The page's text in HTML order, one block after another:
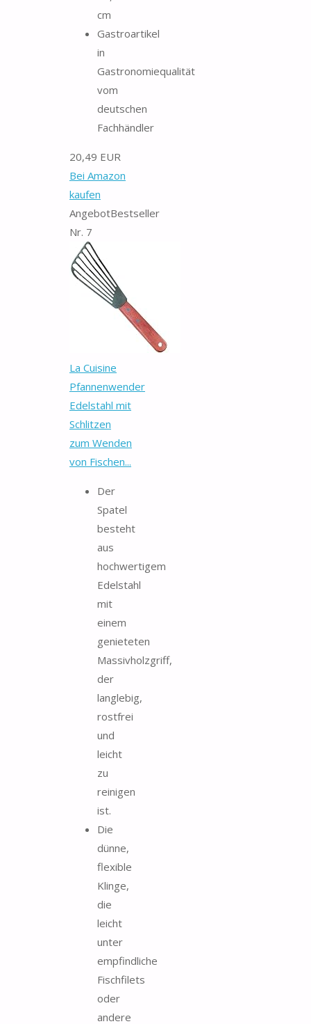
cm
Gastroartikel
in
Gastronomiequalität
vom
deutschen
Fachhändler
20,49 EUR
Bei Amazon
kaufen
AngebotBestseller
Nr. 7
La Cuisine
Pfannenwender
Edelstahl mit
Schlitzen
zum Wenden
von Fischen...
Der
Spatel
besteht
aus
hochwertigem
Edelstahl
mit
einem
genieteten
Massivholzgriff,
der
langlebig,
rostfrei
und
leicht
zu
reinigen
ist.
Die
dünne,
flexible
Klinge,
die
leicht
unter
empfindliche
Fischfilets
oder
andere